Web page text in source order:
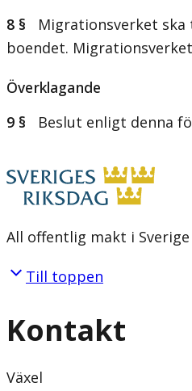
8 § Migrationsverket ska
boendet.
Överklagande
9 § Beslut enligt denna
All offentlig makt i
Till toppen
Kontakt
Växel